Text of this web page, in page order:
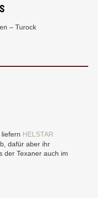
– Turock
HELSTAR
dafür aber ihr
der Texaner auch im